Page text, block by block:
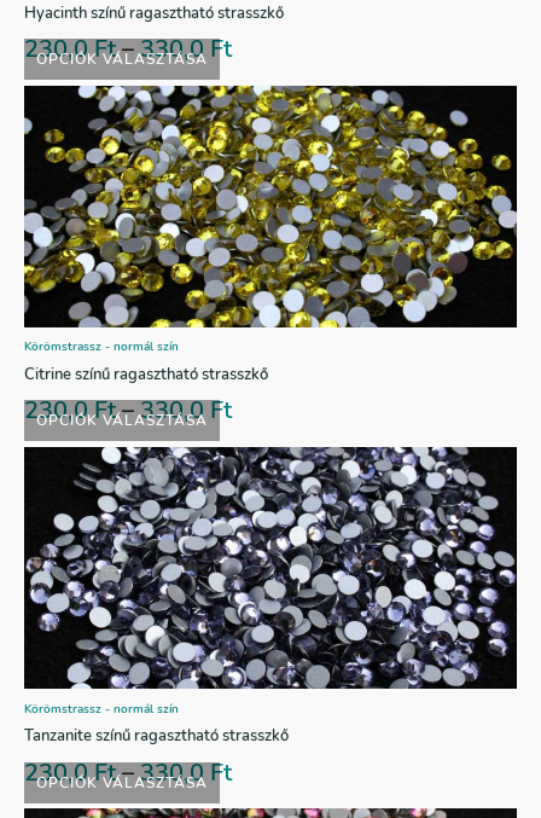
OPCIÓK VÁLASZTÁSA
Hyacinth színű ragasztható strasszkő
230,0Ft–330,0Ft
OPCIÓK VÁLASZTÁSA
Körömstrassz - normál szín
Citrine színű ragasztható strasszkő
230,0Ft–330,0Ft
OPCIÓK VÁLASZTÁSA
Körömstrassz - normál szín
Tanzanite színű ragasztható strasszkő
230,0Ft–330,0Ft